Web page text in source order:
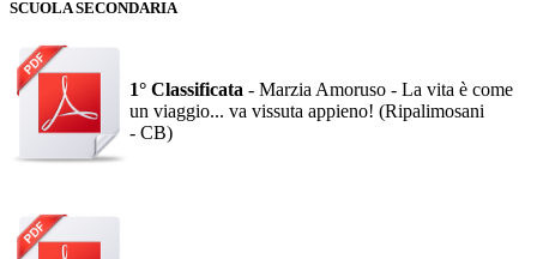
SCUOLA SECONDARIA
1° Classificata - Marzia Amoruso - La vita è come
un viaggio... va vissuta appieno! (Ripalimosani
- CB)